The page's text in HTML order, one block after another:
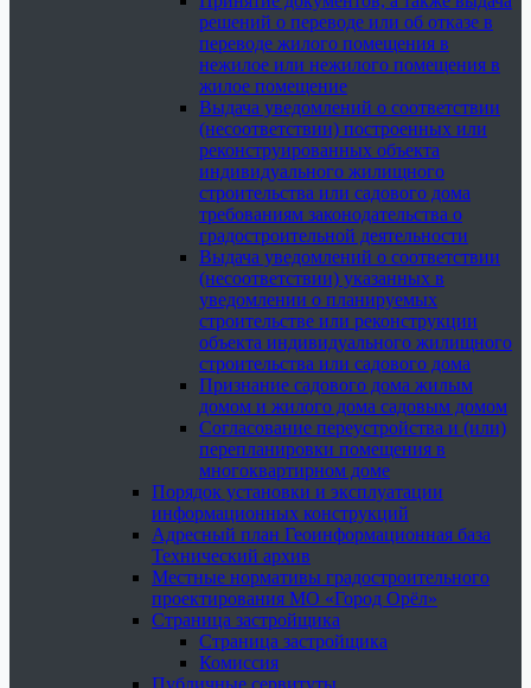
решений о переводе или об отказе в
переводе жилого помещения в
нежилое или нежилого помещения в
жилое помещение
Выдача уведомлений о соответствии
(несоответствии) построенных или
реконструированных объекта
индивидуального жилищного
строительства или садового дома
требованиям законодательства о
градостроительной деятельности
Выдача уведомлений о соответствии
(несоответствии) указанных в
уведомлении о планируемых
строительстве или реконструкции
объекта индивидуального жилищного
строительства или садового дома
Признание садового дома жилым
домом и жилого дома садовым домом
Согласование переустройства и (или)
перепланировки помещения в
многоквартирном доме
Порядок установки и эксплуатации
информационных конструкций
Адресный план Геоинформационная база
Технический архив
Местные нормативы градостроительного
проектирования МО «Город Орёл»
Страница застройщика
Страница застройщика
Комиссия
Публичные сервитуты